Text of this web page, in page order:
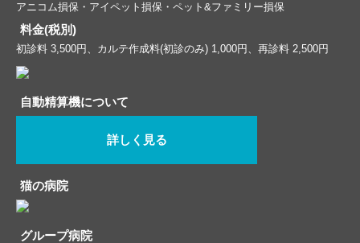
アニコム損保・アイペット損保・ペット&ファミリー損保
料金(税別)
初診料 3,500円、カルテ作成料(初診のみ) 1,000円、再診料 2,500円
自動精算機について
詳しく見る
猫の病院
グループ病院